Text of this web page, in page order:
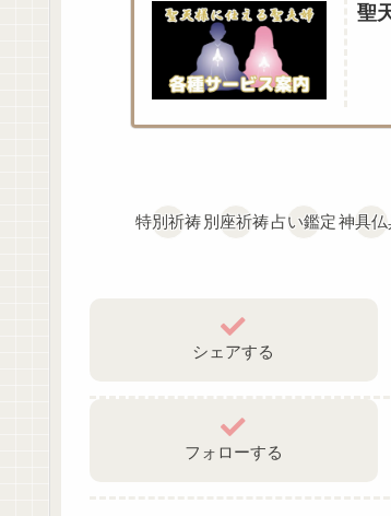
聖
特別祈祷別座祈祷占い鑑定神具仏
シェアする
フォローする